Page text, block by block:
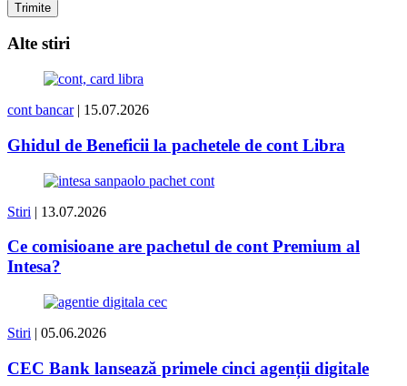
Alte stiri
cont bancar| 15.07.2026
Ghidul de Beneficii la pachetele de cont Libra
Stiri | 13.07.2026
Ce comisioane are pachetul de cont Premium al
Intesa?
Stiri | 05.06.2026
CEC Bank lansează primele cinci agenții digitale